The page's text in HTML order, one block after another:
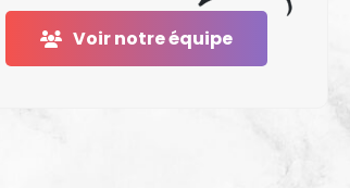
Voir notre équipe